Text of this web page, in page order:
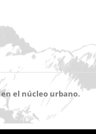
en el núcleo urbano.